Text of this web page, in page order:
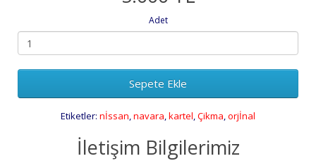
Adet
Sepete Ekle
Etiketler: nİssan,navara,kartel,Çikma,orjİnal
İletişim Bilgilerimiz